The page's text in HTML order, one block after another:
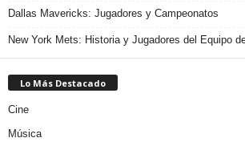
Dallas Mavericks: Jugadores y Campeonatos
New York Mets: Historia y Jugadores del Equipo
Lo Más Destacado
Cine
Música